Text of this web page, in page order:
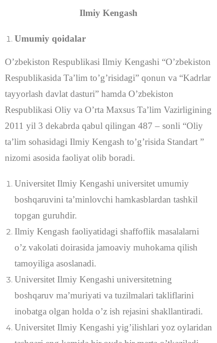
Ilmiy Kengash
Umumiy qoidalar
O’zbekiston Respublikasi Ilmiy Kengashi “O’zbekiston
Respublikasida Ta’lim to’g’risidagi” qonun va “Kadrlar
tayyorlash davlat dasturi” hamda O’zbekiston
Respublikasi Oliy va O’rta Maxsus Ta’lim Vazirligining
2011 yil 3 dekabrda qabul qilingan 487 – sonli “Oliy
ta’lim sohasidagi Ilmiy Kengash to’g’risida Standart ”
nizomi asosida faoliyat olib boradi.
Universitet Ilmiy Kengashi universitet umumiy
boshqaruvini ta’minlovchi hamkasblardan tashkil
topgan guruhdir.
Ilmiy Kengash faoliyatidagi shaffoflik masalalarni
o’z vakolati doirasida jamoaviy muhokama qilish
tamoyiliga asoslanadi.
Universitet Ilmiy Kengashi universitetning
boshqaruv ma’muriyati va tuzilmalari takliflarini
inobatga olgan holda o’z ish rejasini shakllantiradi.
Universitet Ilmiy Kengashi yig’ilishlari yoz oylaridan